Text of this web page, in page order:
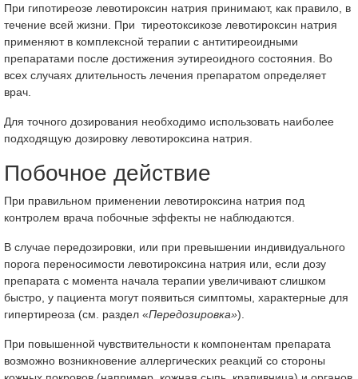
При гипотиреозе левотироксин натрия принимают, как правило, в
течение всей жизни. При тиреотоксикозе левотироксин натрия
применяют в комплексной терапии с антитиреоидными
препаратами после достижения эутиреоидного состояния. Во
всех случаях длительность лечения препаратом определяет
врач.
Для точного дозирования необходимо использовать наиболее
подходящую дозировку левотироксина натрия.
Побочное действие
При правильном применении левотироксина натрия под
контролем врача побочные эффекты не наблюдаются.
В случае передозировки, или при превышении индивидуального
порога переносимости левотироксина натрия или, если дозу
препарата с момента начала терапии увеличивают слишком
быстро, у пациента могут появиться симптомы, характерные для
гипертиреоза (см. раздел «Передозировка»).
При повышенной чувствительности к компонентам препарата
возможно возникновение аллергических реакций со стороны